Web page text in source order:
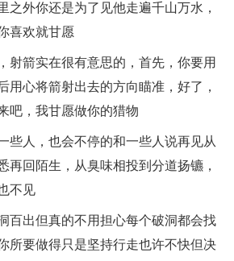
之外你还是为了见他走遍千山万水，
喜欢就甘愿
射箭实在很有意思的，首先，你要用
用心将箭射出去的方向瞄准，好了，
吧，我甘愿做你的猎物
些人，也会不停的和一些人说再见从
再回陌生，从臭味相投到分道扬镳，
不见
百出但真的不用担心每个破洞都会找
所要做得只是坚持行走也许不快但决